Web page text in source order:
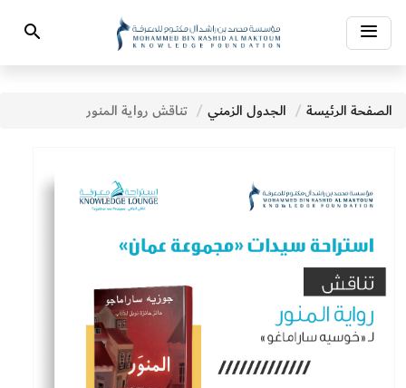
Toggle
navigation
Search
الصفحة الرئيسة الجدول الزمني تناقش رواية المنور